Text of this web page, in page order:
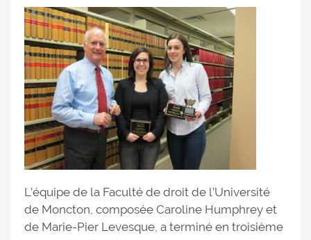
L’équipe de la Faculté de droit de l’Université
de Moncton, composée Caroline Humphrey et
de Marie-Pier Levesque, a terminé en troisième